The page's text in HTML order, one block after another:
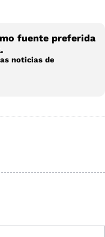
fuente preferida
noticias de